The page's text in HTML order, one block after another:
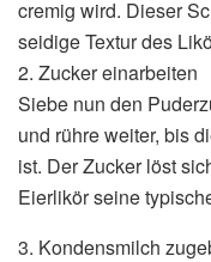
cremig wird. Dieser
seidige Textur des
2. Zucker einarbeiten
Siebe nun den
und rühre weiter, bis
ist. Der Zucker löst
Eierlikör seine
3. Kondensmilch